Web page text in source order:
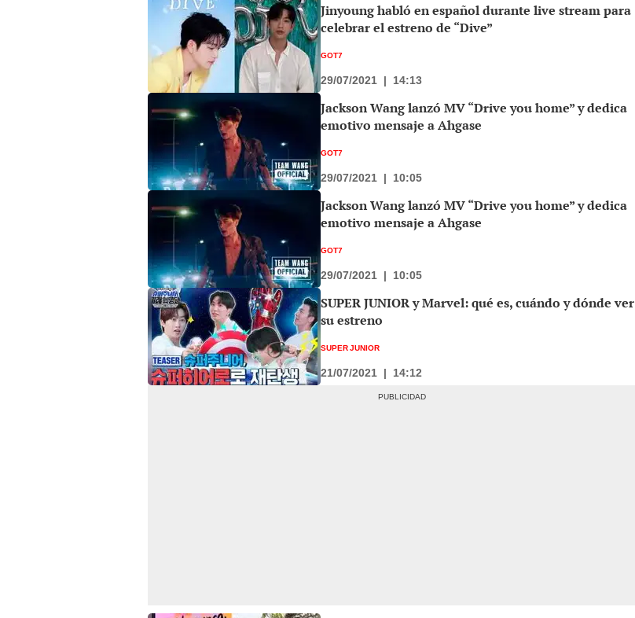
Jinyoung habló en español durante live stream para
celebrar el estreno de “Dive”
GOT7
29/07/2021 | 14:13
Jackson Wang lanzó MV “Drive you home” y dedica
emotivo mensaje a Ahgase
GOT7
29/07/2021 | 10:05
Jackson Wang lanzó MV “Drive you home” y dedica
emotivo mensaje a Ahgase
GOT7
29/07/2021 | 10:05
SUPER JUNIOR y Marvel: qué es, cuándo y dónde ver
su estreno
SUPER JUNIOR
21/07/2021 | 14:12